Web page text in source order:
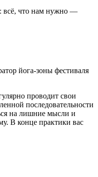
всё, что нам нужно —
йога-зоны фестиваля
проводит свои
последовательности
на лишние мысли и
В конце практики вас